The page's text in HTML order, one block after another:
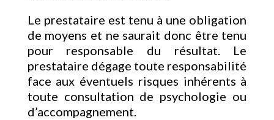
Le prestataire est tenu à une obligation
de moyens et ne saurait donc être tenu
pour responsable du résultat. Le
prestataire dégage toute responsabilité
face aux éventuels risques inhérents à
toute consultation de psychologie ou
d’accompagnement.